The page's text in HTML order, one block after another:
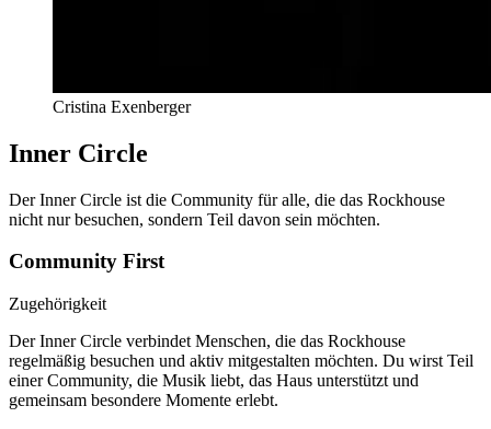
Cristina Exenberger
Inner Circle
Der Inner Circle ist die Community für alle, die das Rockhouse
nicht nur besuchen, sondern Teil davon sein möchten.
Community First
Zugehörigkeit
Der Inner Circle verbindet Menschen, die das Rockhouse
regelmäßig besuchen und aktiv mitgestalten möchten. Du wirst Teil
einer Community, die Musik liebt, das Haus unterstützt und
gemeinsam besondere Momente erlebt.